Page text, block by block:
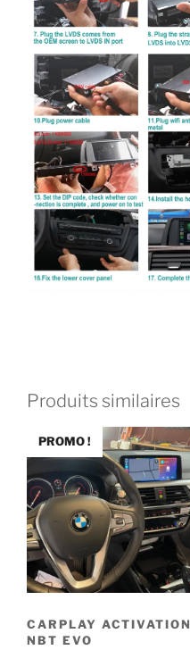
Produits similaires
PROMO !
CARPLAY ACTIVATION
NBT EVO